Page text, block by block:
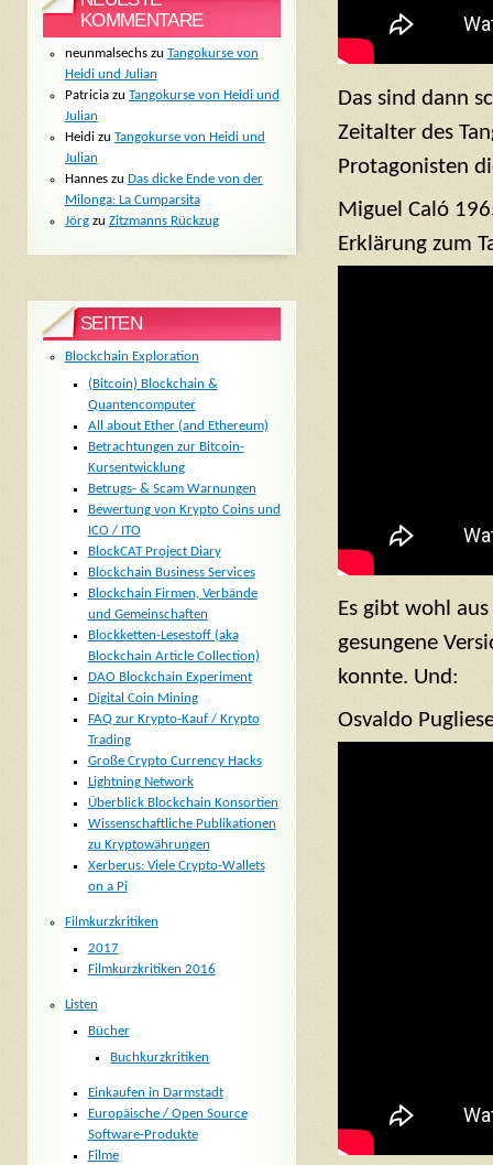
Das sind dann
Zeitalter des
Protagonisten
Miguel Caló
Erklärung zum
Es gibt wohl
gesungene
konnte. Und:
Osvaldo
KOMMENTARE
neunmalsechszu Tangokurse von
Heidi und Julian
Patriciazu Tangokurse von Heidi und
Julian
Heidizu Tangokurse von Heidi und
Julian
Hanneszu Das dicke Ende von der
Milonga: La Cumparsita
Jörgzu Zitzmanns Rückzug
SEITEN
Blockchain Exploration
(Bitcoin) Blockchain &
Quantencomputer
All about Ether (and Ethereum)
Betrachtungen zur Bitcoin-
Kursentwicklung
Betrugs- & Scam Warnungen
Bewertung von Krypto Coins und
ICO / ITO
BlockCAT Project Diary
Blockchain Business Services
Blockchain Firmen, Verbände
und Gemeinschaften
Blockketten-Lesestoff (aka
Blockchain Article Collection)
DAO Blockchain Experiment
Digital Coin Mining
FAQ zur Krypto-Kauf / Krypto
Trading
Große Crypto Currency Hacks
Lightning Network
Überblick Blockchain Konsortien
Wissenschaftliche Publikationen
zu Kryptowährungen
Xerberus: Viele Crypto-Wallets
on a Pi
Filmkurzkritiken
2017
Filmkurzkritiken 2016
Listen
Bücher
Buchkurzkritiken
Einkaufen in Darmstadt
Europäische / Open Source
Software-Produkte
Filme